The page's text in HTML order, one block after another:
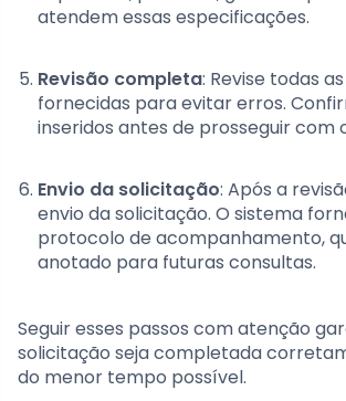
atendem essas especificações.
Revisão completa: Revise todas
fornecidas para evitar erros.
inseridos antes de prosseguir com
Envio da solicitação: Após a
envio da solicitação. O sistema
protocolo de acompanhamento,
anotado para futuras consultas.
Seguir esses passos com atenção
solicitação seja completada
do menor tempo possível.